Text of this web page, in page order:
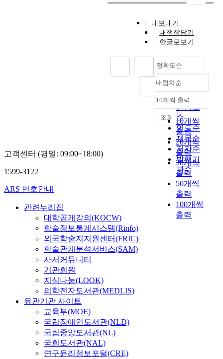
내보내기
내책장담기
한글로보기
정확도순
정확도
순
인기도
순
연도순
제목순
저자순
발행기
관순
내림차순
내림차순
10개씩 출력
10개씩
출력
20개씩
출력
30개씩
출력
50개씩
출력
100개씩
출력
조회
고객센터 (평일: 09:00~18:00)
1599-3122
ARS 번호안내
관련누리집
대학공개강의(KOCW)
학술정보통계시스템(Rinfo)
외국학술지지원센터(FRIC)
학술관계분석서비스(SAM)
사서커뮤니티
기관회원
지식나눔(LOOK)
의학전자도서관(MEDLIS)
유관기관 사이트
교육부(MOE)
국립장애인도서관(NLD)
국립중앙도서관(NL)
국회도서관(NAL)
연구윤리정보포털(CRE)